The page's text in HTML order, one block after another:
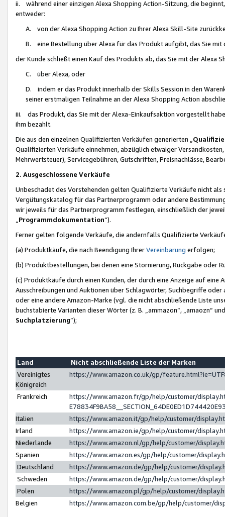
ii. während einer einzigen Alexa Shopping Action-Sitzung, die
entweder:
A. von der Alexa Shopping Action zu Ihrer Alexa Skill-Site
B. eine Bestellung über Alexa für das Produkt aufgibt, das Sie mit
der Kunde schließt einen Kauf des Produkts ab, das Sie mit der Alexa
C. über Alexa, oder
D. indem er das Produkt innerhalb der Skills Session in den
seiner erstmaligen Teilnahme an der Alexa Shopping Action
iii. das Produkt, das Sie mit der Alexa-Einkaufsaktion vorgestellt
ihm bezahlt.
Die aus den einzelnen Qualifizierten Verkäufen generierten „
Qualifizierten Verkäufe einnehmen, abzüglich etwaiger
Mehrwertsteuer), Servicegebühren, Gutschriften, Preisnachlässe,
2. Ausgeschlossene Verkäufe
Unbeschadet des Vorstehenden gelten Qualifizierte Verkäufe nicht
Vergütungskatalog für das Partnerprogramm oder andere
wir jeweils für das Partnerprogramm festlegen, einschließlich der
Programmdokumentation“).
Ferner gelten folgende Verkäufe, die andernfalls Qualifizierte
(a) Produktkäufe, die nach Beendigung IhrerVereinbarung erfolgen;
(b) Produktbestellungen, bei denen eine Stornierung, Rückgabe oder
(c) Produktkäufe durch einen Kunden, der durch eine Anzeige auf
Ausschreibungen und Auktionen über Schlagwörter, Suchbegriffe
oder eine andere Amazon-Marke (vgl. die nicht abschließende Liste
buchstabierte Varianten dieser Wörter (z. B. „ammazon“, „amaozn“
Suchplatzierung”);
Land
Nicht abschließende Liste der Marken
Vereinigtes
Königreich
https://www.amazon.co.uk/gp/
Frankreich
https://www.amazon.fr/gp/help/customer/
Italien
https://www.amazon.it/gp/help/customer/
Irland
https://www.amazon.ie/gp/help/customer/
Niederlande
https://www.amazon.nl/gp/help/customer/
Spanien
https://www.amazon.es/gp/help/customer/
Deutschland
https://www.amazon.de/gp/help/customer/
Schweden
https://www.amazon.de/gp/help/customer/
Polen
https://www.amazon.pl/gp/help/customer/
Belgien
https://www.amazon.com.be/gp/help/customer/